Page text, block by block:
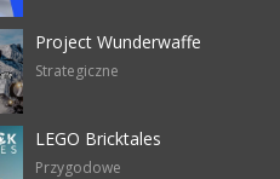
Project Wunderwaffe
Strategiczne
LEGO Bricktales
Przygodowe